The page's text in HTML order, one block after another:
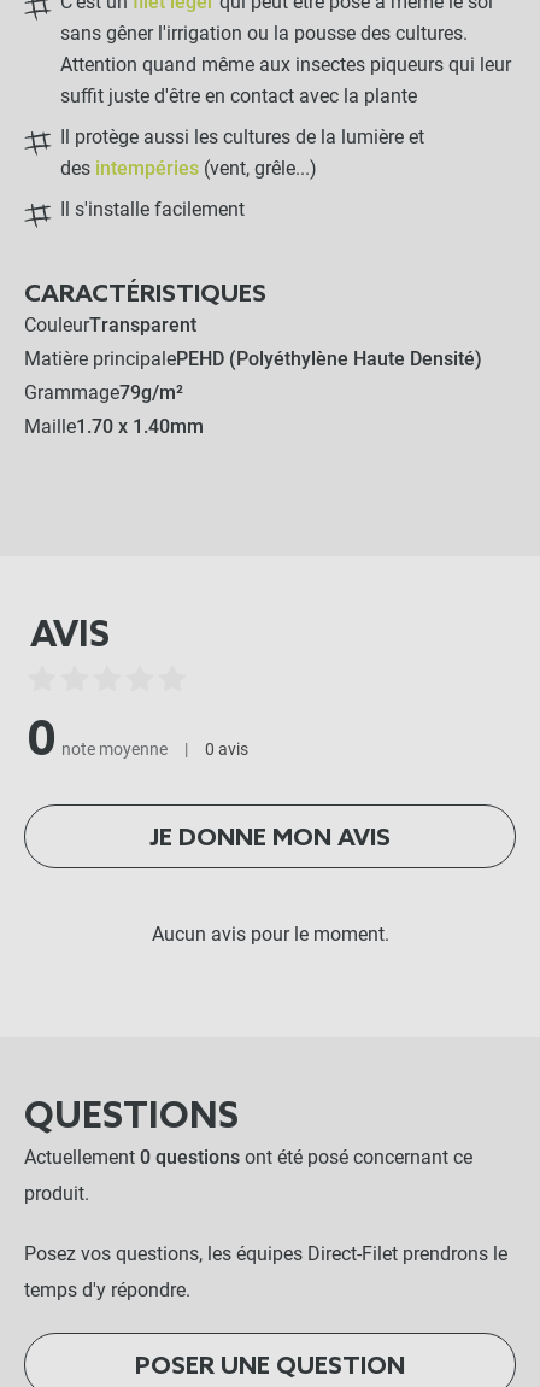
sans gêner l'irrigation ou la pousse des cultures.
Attention quand même aux insectes piqueurs qui leur
suffit juste d'être en contact avec la plante
Il protège aussi les cultures de la lumière et
des intempéries (vent, grêle...)
Il s'installe facilement
CARACTÉRISTIQUES
CouleurTransparent
Matière principalePEHD (Polyéthylène Haute Densité)
Grammage79g/m²
Maille1.70 x 1.40mm
AVIS
0 note moyenne | 0 avis
JE DONNE MON AVIS
Aucun avis pour le moment.
QUESTIONS
Actuellement 0 questions ont été posé concernant ce
produit.
Posez vos questions, les équipes Direct-Filet prendrons le
temps d'y répondre.
POSER UNE QUESTION